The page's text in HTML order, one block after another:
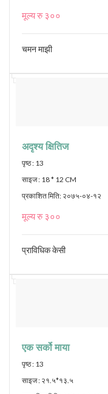
मूल्य रु ३००
चमन माझी
अदृश्य क्षितिज
पृष्ठ : 13
साइज : 18 * 12 CM
प्रकाशित मिति: २०७५-०४-१२
मूल्य रु ३००
प्राविधिक केसी
एक सर्को माया
पृष्ठ : 13
साइज : २१.५*१३.५